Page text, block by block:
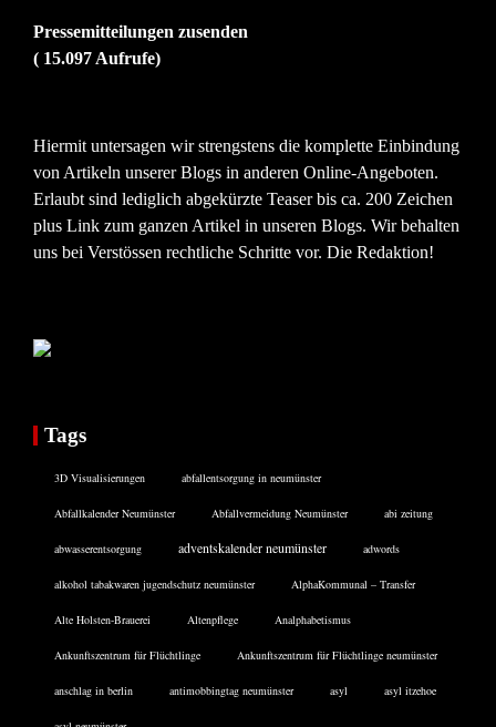
Pressemitteilungen zusenden
( 15.097 Aufrufe)
Hiermit untersagen wir strengstens die komplette Einbindung
von Artikeln unserer Blogs in anderen Online-Angeboten.
Erlaubt sind lediglich abgekürzte Teaser bis ca. 200 Zeichen
plus Link zum ganzen Artikel in unseren Blogs. Wir behalten
uns bei Verstössen rechtliche Schritte vor. Die Redaktion!
Tags
3D Visualisierungen abfallentsorgung in neumünster
Abfallkalender Neumünster Abfallvermeidung Neumünster abi zeitung
abwasserentsorgung adventskalender neumünster adwords
alkohol tabakwaren jugendschutz neumünster AlphaKommunal – Transfer
Alte Holsten-Brauerei Altenpflege Analphabetismus
Ankunftszentrum für Flüchtlinge Ankunftszentrum für Flüchtlinge neumünster
anschlag in berlin antimobbingtag neumünster asyl asyl itzehoe